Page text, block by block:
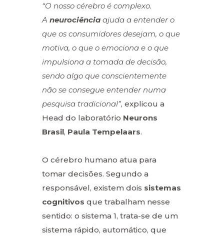
“O nosso cérebro é complexo.
A neurociência ajuda a entender o
que os consumidores desejam, o que
motiva, o que o emociona e o que
impulsiona a tomada de decisão,
sendo algo que conscientemente
não se consegue entender numa
pesquisa tradicional”, explicou a
Head do laboratório Neurons
Brasil, Paula Tempelaars.
O cérebro humano atua para
tomar decisões. Segundo a
responsável, existem dois sistemas
cognitivos que trabalham nesse
sentido: o sistema 1, trata-se de um
sistema rápido, automático, que